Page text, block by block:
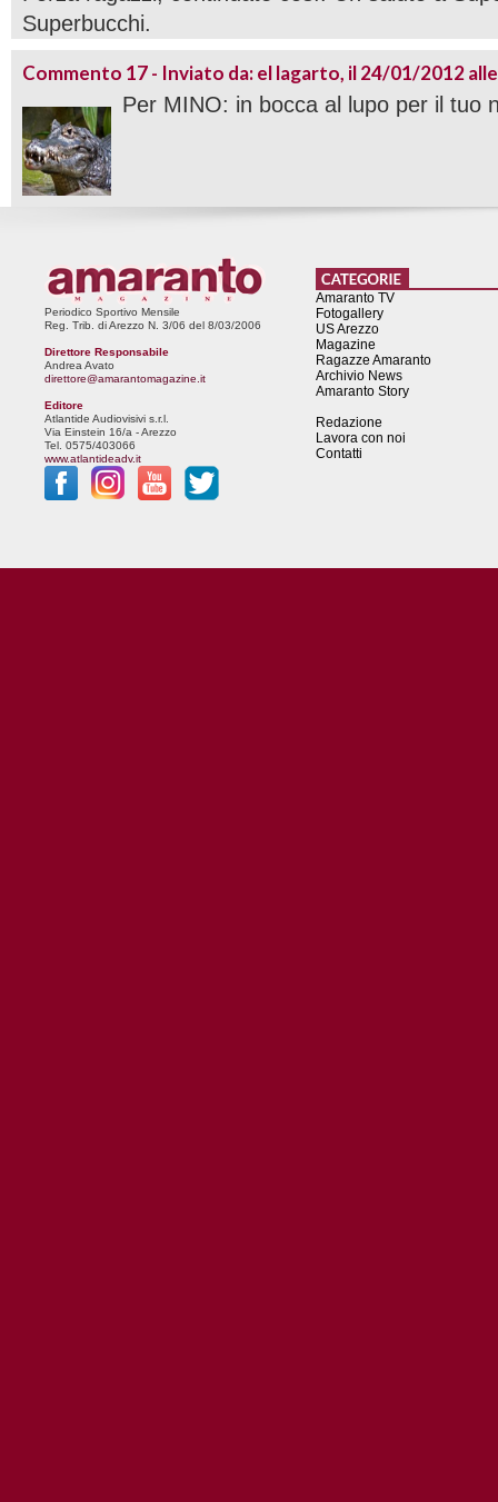
Superbucchi.
Commento 17 - Inviato da: el lagarto, il 24/01/2012
Per MINO: in bocca al lupo per il tuo
Periodico Sportivo Mensile
Reg. Trib. di Arezzo N. 3/06 del 8/03/2006
Direttore Responsabile
Andrea Avato
direttore@amarantomagazine.it
Editore
Atlantide Audiovisivi s.r.l.
Via Einstein 16/a - Arezzo
Tel. 0575/403066
www.atlantideadv.it
Amaranto TV
Fotogallery
US Arezzo
Magazine
Ragazze Amaranto
Archivio News
Amaranto Story
Redazione
Lavora con noi
Contatti